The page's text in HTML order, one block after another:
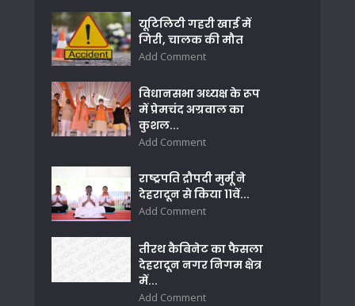
यूटिलिटी गहरी खाई में
गिरी, चालक की मौत
Add Comment
विधानसभा अध्यक्ष के रूप
में प्रेमचंद अग्रवाल का
कुशल...
Add Comment
राष्ट्रपति द्रौपदी मुर्मू ने
देहरादून से किया 11वें...
Add Comment
तीरथ कैबिनेट का फैसला
देहरादून नगर निगम क्षेत्र
में...
Add Comment